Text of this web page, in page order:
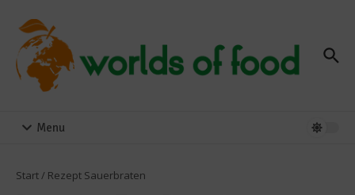
Menu
Start/ Rezept Sauerbraten